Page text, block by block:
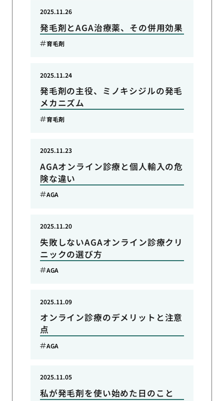
発毛剤とAGA治療薬、その併用効果
2025.11.26
育毛剤
発毛剤の主役、ミノキシジルの発毛
メカニズム
2025.11.24
育毛剤
AGAオンライン診療と個人輸入の危
険な違い
2025.11.23
AGA
失敗しないAGAオンライン診療クリ
ニックの選び方
2025.11.20
AGA
オンライン診療のデメリットと注意
点
2025.11.09
AGA
私が発毛剤を使い始めた日のこと
2025.11.05